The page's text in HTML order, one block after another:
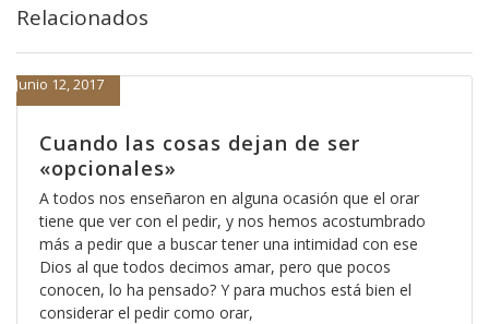
Relacionados
Cuando las cosas dejan de ser
«opcionales»
Junio 12, 2017
A todos nos enseñaron en alguna ocasión que el orar
tiene que ver con el pedir, y nos hemos acostumbrado
más a pedir que a buscar tener una intimidad con ese
Dios al que todos decimos amar, pero que pocos
conocen, lo ha pensado? Y para muchos está bien el
considerar el pedir como orar,